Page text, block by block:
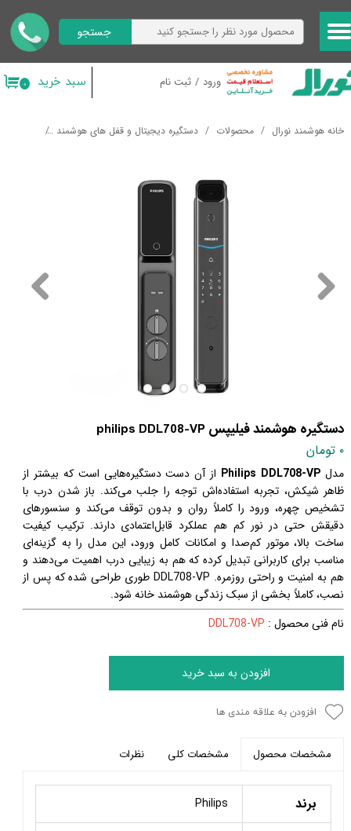
ورود / ثبت نام
حساب کاربری من
تغییر گذر واژه
خروج از حساب کاربری
جستجو
۰ سبد خرید
خانه هوشمند نورال محصولات دستگیره دیجیتال و قفل های هوشمند
دستگیره هوشمند فیلیپس philips DDL708-VP
۰ تومان
مدل Philips DDL708-VP از آن دست دستگیره‌هایی است که بیشتر از
ظاهر شیکش، تجربه استفاده‌اش توجه را جلب می‌کند. باز شدن درب با
تشخیص چهره، ورود را کاملاً روان و بدون توقف می‌کند و سنسورهای
دقیقش حتی در نور کم هم عملکرد قابل‌اعتمادی دارند. ترکیب کیفیت
ساخت بالا، موتور کم‌صدا و امکانات کامل ورود، این مدل را به گزینه‌ای
مناسب برای کاربرانی تبدیل کرده که هم به زیبایی درب اهمیت می‌دهند و
هم به امنیت و راحتی روزمره. DDL708-VP طوری طراحی شده که پس از
نصب، کاملاً بخشی از سبک زندگی هوشمند خانه شود.
نام فنی محصول : DDL708-VP
افزودن به سبد خرید
افزودن به علاقه مندی ها
مشخصات محصول مشخصات کلی نظرات
برند Philips